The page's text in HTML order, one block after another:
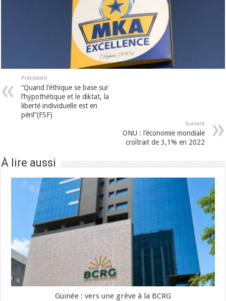
Précédent
“Quand l’éthique se base sur
l’hypothétique et le diktat, la
liberté individuelle est en
péril”(FSF)
Suivant
ONU : l’économie mondiale
croîtrait de 3,1% en 2022
À lire aussi
Guinée : vers une grève à la BCRG